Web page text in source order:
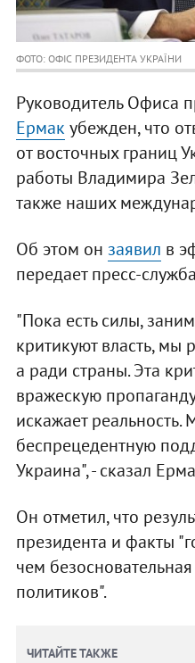
ФОТО: ОФІС ПРЕЗИДЕНТА УКРАЇНИ
Руководитель Офиса
Ермак убежден, что
от восточных границ
работы Владимира
также наших
Об этом он заявил в
передает пресс-
"Пока есть силы,
критикуют власть, мы
а ради страны. Эта
вражескую
искажает
беспрецедентную
Украина", - сказал
Он отметил, что
президента и факты
чем
политиков".
ЧИТАЙТЕ ТАКЖЕ